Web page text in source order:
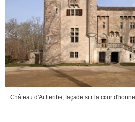
Château d'Aulteribe, façade sur la cour